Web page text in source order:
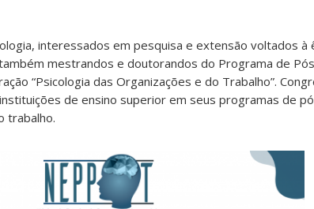
interessados em pesquisa e extensão voltados à
mestrandos e doutorandos do Programa de
“Psicologia das Organizações e do Trabalho”.
de ensino superior em seus programas de
trabalho.